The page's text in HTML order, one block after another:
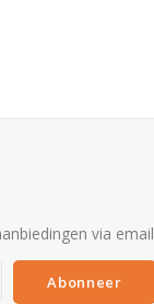
via email
Abonneer